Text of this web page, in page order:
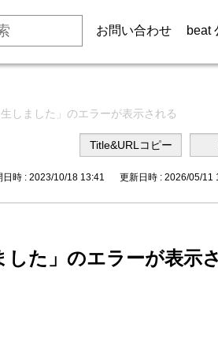
お問い合わせ beat
しました」のエラーが表示される
日時 : 2023/10/18 13:41 更新日時 : 2026/05/11
た」のエラーが表示